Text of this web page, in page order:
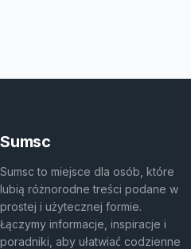
Sumsc
Sumsc to miejsce dla osób, które
lubią różnorodne treści podane w
prostej i użytecznej formie.
Łączymy informacje, inspiracje i
poradniki, aby ułatwiać codzienne